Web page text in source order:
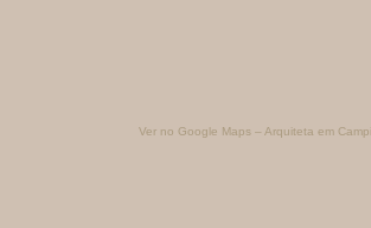
Ver no Google Maps – Arquiteta em